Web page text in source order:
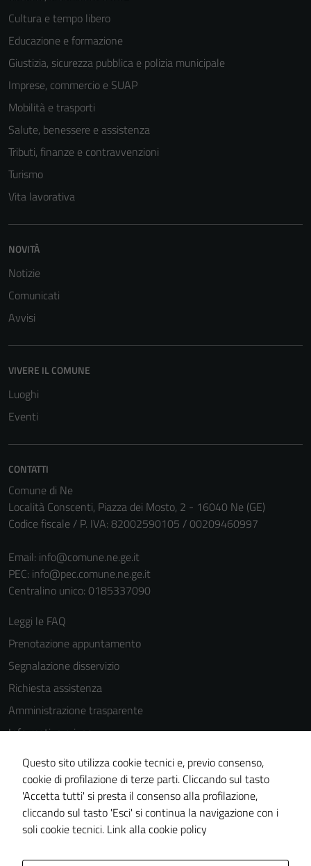
Cultura e tempo libero
Educazione e formazione
Giustizia, sicurezza pubblica e polizia municipale
Imprese, commercio e SUAP
Mobilità e trasporti
Salute, benessere e assistenza
Tributi, finanze e contravvenzioni
Turismo
Vita lavorativa
NOVITÀ
Notizie
Comunicati
Avvisi
VIVERE IL COMUNE
Luoghi
Eventi
CONTATTI
Comune di Ne
Località Conscenti, Piazza dei Mosto, 2 - 16040 Ne (GE)
Codice fiscale / P. IVA: 82002590105 / 00209460997
Email: info@comune.ne.ge.it
PEC: info@pec.comune.ne.ge.it
Centralino unico: 0185337090
Leggi le FAQ
Prenotazione appuntamento
Segnalazione disservizio
Richiesta assistenza
Amministrazione trasparente
Informativa privacy
Cookie Policy
Note legali
Dichiarazione di accessibilità
Piano di miglioramento del sito
Questo sito utilizza cookie tecnici e, previo consenso,
cookie di profilazione di terze parti. Cliccando sul tasto
'Accetta tutti' si presta il consenso alla profilazione,
cliccando sul tasto 'Esci' si continua la navigazione con i
soli cookie tecnici. Link alla cookie policy
sono necessari
disabilitati.
informazioni
personali.